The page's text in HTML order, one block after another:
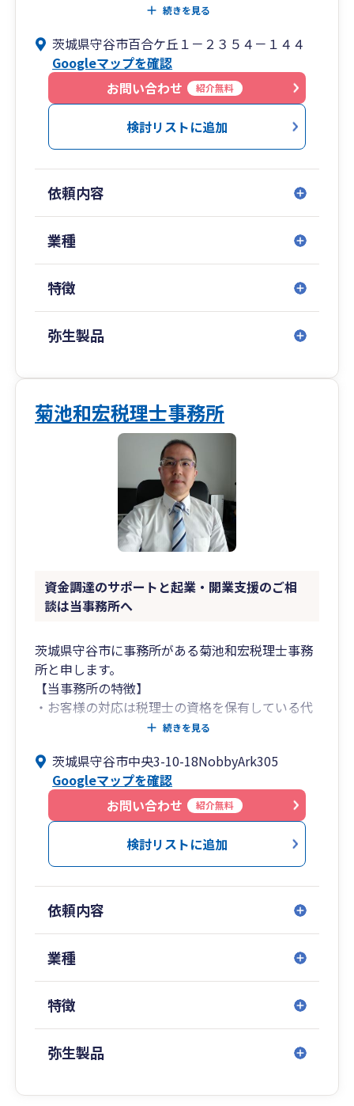
って担当しております。
法人や個人の税務顧問のほか、事業承継の相談や
相続対策なども多数手がけております。
また、記帳、経理、申告のほかITツールの導入や
続きを見る
茨城県守谷市百合ケ丘１－２３５４－１４４
Googleマップを確認
お問い合わせ
紹介無料
検討リストに追加
依頼内容
業種
特徴
弥生製品
菊池和宏税理士事務所
資金調達のサポートと起業・開業支援のご相
談は当事務所へ
茨城県守谷市に事務所がある菊池和宏税理士事務
所と申します。
【当事務所の特徴】
・お客様の対応は税理士の資格を保有している代
表の菊池がすべて行いますので担当者の変更はあ
担当となることもありません。責任をもって継続
的にお客様をサポートいたします。
・将来の業績を予測したシミュレーション表を作
成し、 決算数値の予測や資金繰りのアドバイスな
ど、先を見据えた経営ができるようサポートいた
します。
ご相談ください。
・元銀行員の経験を活かし、銀行借入のご相談や
銀行に提出が必要な試算表の作成など、銀行から
・黒字倒産を未然に防ぐために、貸借対照表や損
益計算書の内容だけではなく、キャッシュフロー
を重視したアドバイスを行っております。
続きを見る
茨城県守谷市中央3-10-18NobbyArk305
Googleマップを確認
お問い合わせ
紹介無料
検討リストに追加
依頼内容
業種
特徴
弥生製品